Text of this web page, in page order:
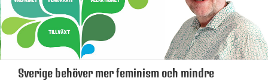
Sverige behöver mer feminism och mindre